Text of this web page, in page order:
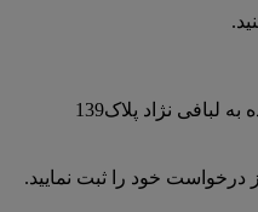
لبافی نژاد پلاک139